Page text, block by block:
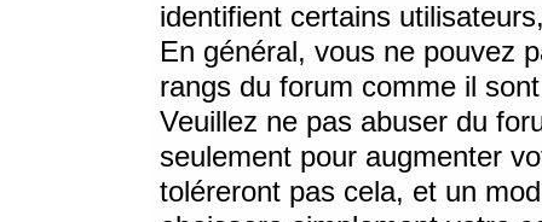
identifient certains
En général, vous ne pouvez
rangs du forum comme il
Veuillez ne pas abuser du
seulement pour augmenter
toléreront pas cela, et un